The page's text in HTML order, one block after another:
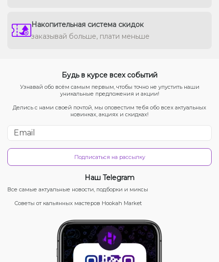
Накопительная система скидок
заказывай больше, плати меньше
Будь в курсе всех событий
Узнавай обо всём самым первым, чтобы точно не упустить наши
уникальные предложения и акции!
Делись с нами своей почтой, мы оповестим тебя обо всех актуальных
новинках, акциях и скидках!
Подписаться на рассылку
Наш Telegram
Все самые актуальные новости, подборки и миксы
Советы от кальянных мастеров Hookah Market